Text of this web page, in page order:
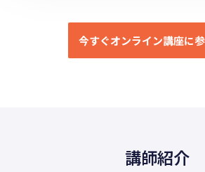
今すぐオンライン講座に
講師紹介